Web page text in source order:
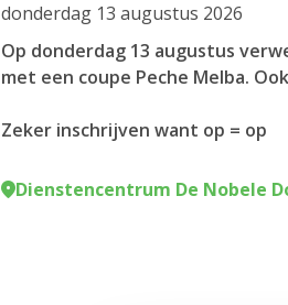
donderdag 13 augustus 2026
Op donderdag 13 augustus
met een coupe Peche Melba.
Zeker inschrijven want op = op
Dienstencentrum De Nobele